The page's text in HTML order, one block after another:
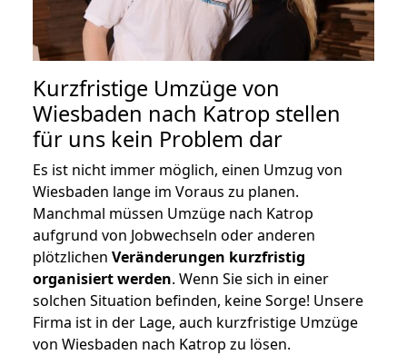
Kurzfristige Umzüge von
Wiesbaden nach Katrop stellen
für uns kein Problem dar
Es ist nicht immer möglich, einen Umzug von
Wiesbaden lange im Voraus zu planen.
Manchmal müssen Umzüge nach Katrop
aufgrund von Jobwechseln oder anderen
plötzlichen Veränderungen kurzfristig
organisiert werden. Wenn Sie sich in einer
solchen Situation befinden, keine Sorge! Unsere
Firma ist in der Lage, auch kurzfristige Umzüge
von Wiesbaden nach Katrop zu lösen.